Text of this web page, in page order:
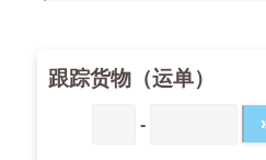
跟踪货物（运单）
-